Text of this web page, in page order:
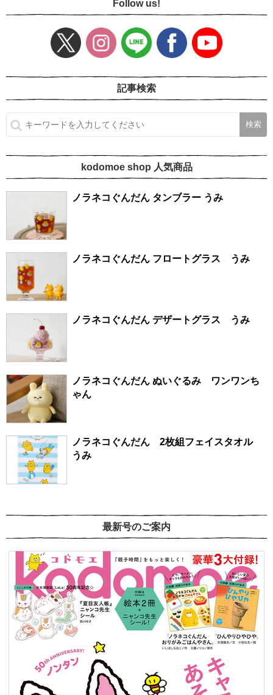
Follow us!
記事検索
kodomoe shop 人気商品
ノラネコぐんだん タンブラー うみ
ノラネコぐんだん フロートグラス うみ
ノラネコぐんだん デザートグラス うみ
ノラネコぐんだん ぬいぐるみ ワンワンち
ゃん
ノラネコぐんだん 2枚組フェイスタオル
うみ
最新号のご案内